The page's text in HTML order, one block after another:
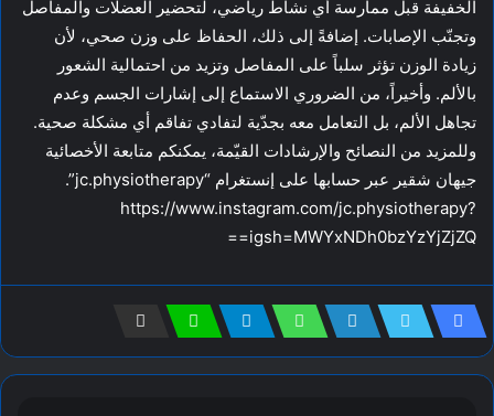
الخفيفة قبل ممارسة أي نشاط رياضي، لتحضير العضلات والمفاصل
وتجنّب الإصابات. إضافةً إلى ذلك، الحفاظ على وزن صحي، لأن
زيادة الوزن تؤثر سلباً على المفاصل وتزيد من احتمالية الشعور
بالألم. وأخيراً، من الضروري الاستماع إلى إشارات الجسم وعدم
تجاهل الألم، بل التعامل معه بجدّية لتفادي تفاقم أي مشكلة صحية.
وللمزيد من النصائح والإرشادات القيّمة، يمكنكم متابعة الأخصائية
جيهان شقير عبر حسابها على إنستغرام “jc.physiotherapy”.
https://www.instagram.com/jc.physiotherapy?
igsh=MWYxNDh0bzYzYjZjZQ==